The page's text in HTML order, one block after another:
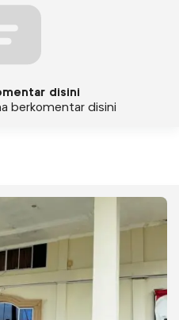
disini
berkomentar disini